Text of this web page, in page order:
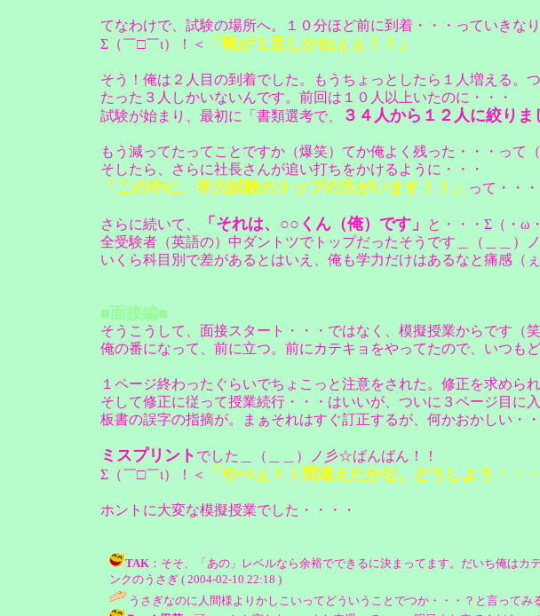
てなわけで、試験の場所へ。１０分ほど前に到着・・・っていきなり
Σ（￣□￣ι）！＜
「靴が１足しかねぇぇ！！」
そう！俺は２人目の到着でした。もうちょっとしたら１人増える。
たった３人しかいないんです。前回は１０人以上いたのに・・・
試験が始まり、最初に「書類選考で、
３４人から１２人に絞りま
もう減ってたってことですか（爆笑）てか俺よく残った・・・って（
そしたら、さらに社長さんが追い打ちをかけるように・・・
「この中に、学力試験のトップの方がいます！！」 って・・
さらに続いて、 「それは、○○くん（俺）です」
と・・・Σ（・ω
全受験者（英語の）中ダントツでトップだったそうです＿（＿＿）
いくら科目別で差があるとはいえ、俺も学力だけはあるなと痛感（ぇ
■面接編■
そうこうして、面接スタート・・・ではなく、模擬授業からです（
俺の番になって、前に立つ。前にカテキョをやってたので、いつもど
１ページ終わったぐらいでちょこっと注意をされた。修正を求められ
そして修正に従って授業続行・・・はいいが、ついに３ページ目に
板書の誤字の指摘が。まぁそれはすぐ訂正するが、何かおかしい・・
ミスプリント でした＿（＿＿）ノ彡☆ばんばん！！
Σ（￣□￣ι）！＜
「やべぇ！！間違えたかな。どうしよう・・・
ホントに大変な模擬授業でした・・・・
TAK ：そそ、「あの」レベルなら余裕でできるに決まってます。だいち俺は
ンクのうさぎ ( 2004-02-10 22:18 )
うさぎなのに人間様よりかしこいってどういうことでつか・・・？と言って